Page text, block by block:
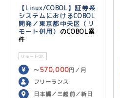
【Linux/COBOL】証券系
システムにおけるCOBOL
開発／東京都中央区（リ
モート併用） のCOBOL案
件
リモートOK
〜 570,000円／月
フリーランス
日本橋／三越前／新日